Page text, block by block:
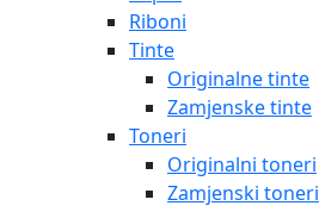
Riboni
Tinte
Originalne tinte
Zamjenske tinte
Toneri
Originalni toneri
Zamjenski toneri